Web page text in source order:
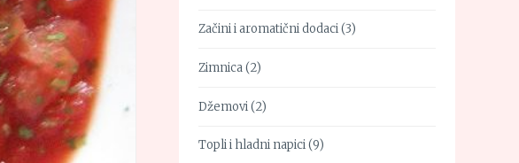
Začini i aromatični dodaci(3)
Zimnica(2)
Džemovi(2)
Topli i hladni napici(9)